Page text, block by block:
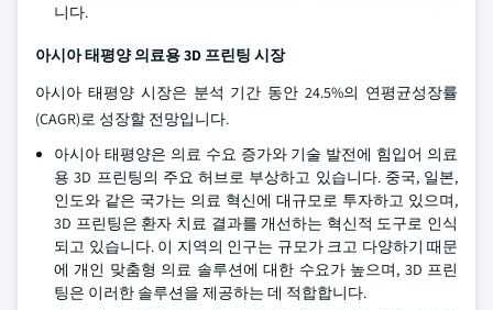
니다.
아시아 태평양 의료용 3D 프린팅 시장
아시아 태평양 시장은 분석 기간 동안 24.5%의 연평균성장률
(CAGR)로 성장할 전망입니다.
아시아 태평양은 의료 수요 증가와 기술 발전에 힘입어 의료
용 3D 프린팅의 주요 허브로 부상하고 있습니다. 중국, 일본,
인도와 같은 국가는 의료 혁신에 대규모로 투자하고 있으며,
3D 프린팅은 환자 치료 결과를 개선하는 혁신적 도구로 인식
되고 있습니다. 이 지역의 인구는 규모가 크고 다양하기 때문
에 개인 맞춤형 의료 솔루션에 대한 수요가 높으며, 3D 프린
팅은 이러한 솔루션을 제공하는 데 적합합니다.